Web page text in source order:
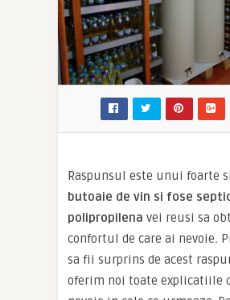
Raspunsul este unui foarte
butoaie de vin si fose
polipropilena vei reusi sa
confortul de care ai nevoie.
sa fii surprins de acest
oferim noi toate explicatiile